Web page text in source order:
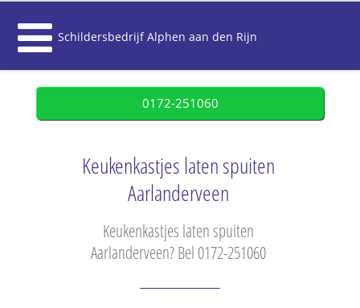
Schildersbedrijf Alphen aan den Rijn
0172-251060
Keukenkastjes laten spuiten
Aarlanderveen
Keukenkastjes laten spuiten
Aarlanderveen? Bel 0172-251060